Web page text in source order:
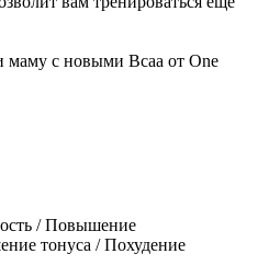
маму с новыми Bcaa от One
/ Повышение
тонуса / Похудение